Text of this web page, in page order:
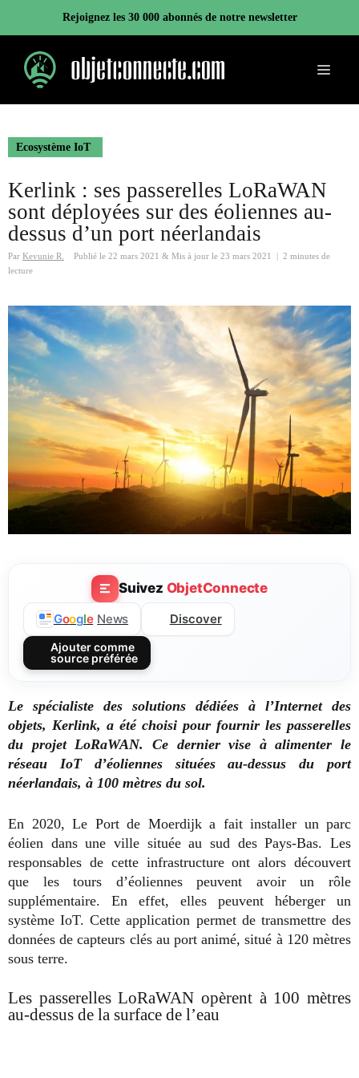
contenu
Rejoignez les 30 000 abonnés de notre newsletter
Menu
Ecosystème IoT
Kerlink : ses passerelles LoRaWAN
sont déployées sur des éoliennes au-
dessus d’un port néerlandais
Par Kevunie R. Publié le 22 mars 2021 & Mis à jour le 23 mars 2021
2 minutes de
lecture
Suivez ObjetConnecte
Google News Discover
Ajouter comme
source préférée
Le spécialiste des solutions dédiées à l’Internet des
objets, Kerlink, a été choisi pour fournir les passerelles
du projet LoRaWAN. Ce dernier vise à alimenter le
réseau IoT d’éoliennes situées au-dessus du port
néerlandais, à 100 mètres du sol.
En 2020, Le Port de Moerdijk a fait installer un parc
éolien dans une ville située au sud des Pays-Bas. Les
responsables de cette infrastructure ont alors découvert
que les tours d’éoliennes peuvent avoir un rôle
supplémentaire. En effet, elles peuvent héberger un
système IoT. Cette application permet de transmettre des
données de capteurs clés au port animé, situé à 120 mètres
sous terre.
Les passerelles LoRaWAN opèrent à 100 mètres
au-dessus de la surface de l’eau